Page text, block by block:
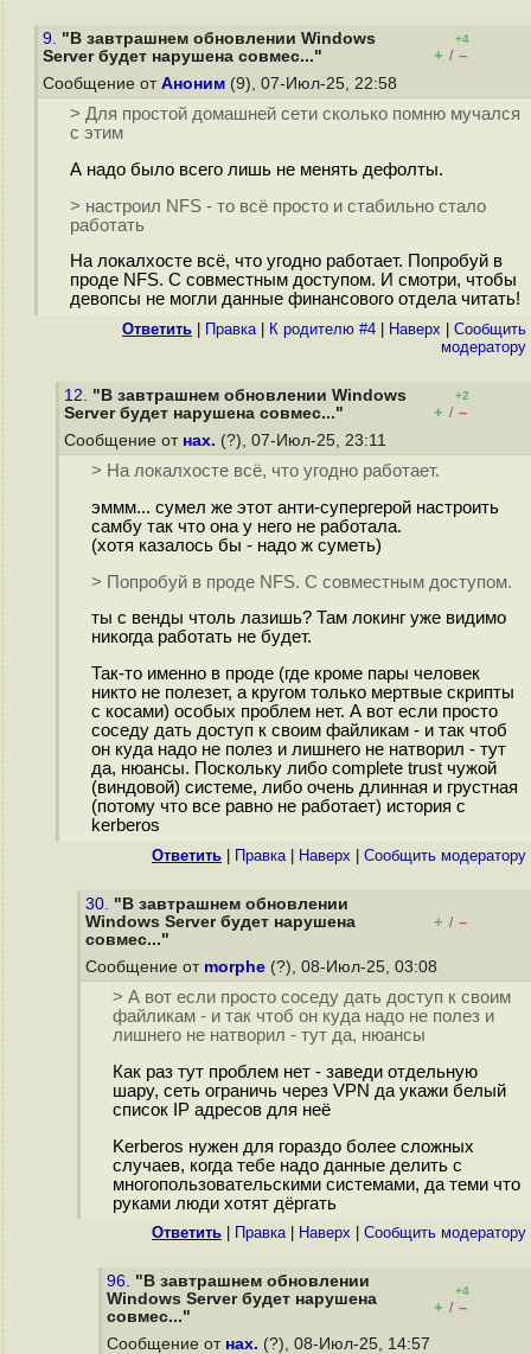
9. "В завтрашнем обновлении Windows
Server будет нарушена совмес..."
+4
+ / –
Сообщение от Аноним (9), 07-Июл-25, 22:58
> Для простой домашней сети сколько помню мучался
с этим
А надо было всего лишь не менять дефолты.
> настроил NFS - то всё просто и стабильно стало
работать
На локалхосте всё, что угодно работает. Попробуй в
проде NFS. С совместным доступом. И смотри, чтобы
девопсы не могли данные финансового отдела читать!
Ответить Правка| К родителю #4 Наверх
Cообщить
модератору
12. "В завтрашнем обновлении Windows
Server будет нарушена совмес..."
+2
+ / –
Сообщение от нах. (?), 07-Июл-25, 23:11
> На локалхосте всё, что угодно работает.
эммм... сумел же этот анти-супергерой настроить
самбу так что она у него не работала.
(хотя казалось бы - надо ж суметь)
> Попробуй в проде NFS. С совместным доступом.
ты с венды чтоль лазишь? Там локинг уже видимо
никогда работать не будет.
Так-то именно в проде (где кроме пары человек
никто не полезет, а кругом только мертвые скрипты
с косами) особых проблем нет. А вот если просто
соседу дать доступ к своим файликам - и так чтоб
он куда надо не полез и лишнего не натворил - тут
да, нюансы. Поскольку либо complete trust чужой
(виндовой) системе, либо очень длинная и грустная
(потому что все равно не работает) история с
kerberos
Ответить Правка| Наверх Cообщить модератору
30. "В завтрашнем обновлении
Windows Server будет нарушена
совмес..."
+ / –
Сообщение от morphe (?), 08-Июл-25, 03:08
> А вот если просто соседу дать доступ к своим
файликам - и так чтоб он куда надо не полез и
лишнего не натворил - тут да, нюансы
Как раз тут проблем нет - заведи отдельную
шару, сеть ограничь через VPN да укажи белый
список IP адресов для неё
Kerberos нужен для гораздо более сложных
случаев, когда тебе надо данные делить с
многопользовательскими системами, да теми что
руками люди хотят дёргать
Ответить Правка| Наверх Cообщить модератору
96. "В завтрашнем обновлении
Windows Server будет нарушена
совмес..."
+4
+ / –
Сообщение от нах. (?), 08-Июл-25, 14:57